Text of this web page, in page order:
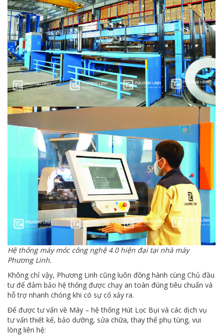
Hệ thống máy móc công nghệ 4.0 hiện đại tại nhà máy
Phương Linh.
Không chỉ vậy, Phương Linh cũng luôn đồng hành cùng Chủ đầu
tư để đảm bảo hệ thống được chạy an toàn đúng tiêu chuẩn và
hỗ trợ nhanh chóng khi có sự cố xảy ra.
Để được tư vấn về Máy – hệ thống Hút Lọc Bụi và các dịch vụ
tư vấn thiết kế, bảo dưỡng, sửa chữa, thay thế phụ tùng, vui
lòng liên hệ: